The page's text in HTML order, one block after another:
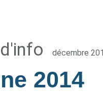
décembre
2014